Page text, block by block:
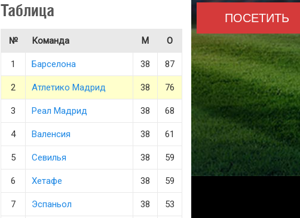
ПОСЕТИТЬ
Таблица
№ Команда М О
1 Барселона 38 87
2 Атлетико Мадрид 38 76
3 Реал Мадрид 38 68
4 Валенсия 38 61
5 Севилья 38 59
6 Хетафе 38 59
7 Эспаньол 38 53